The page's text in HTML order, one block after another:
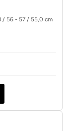
/ 56 - 57 / 55,0 cm